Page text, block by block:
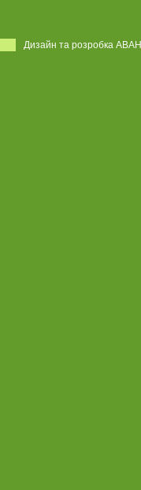
Дизайн та розробка